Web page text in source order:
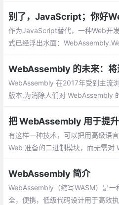
行。我们无需编写WebAssembly的
只需要将其他高级语言编译成
y，这样就能在浏览器中复用大量的
作为JavaScript替代，一种Web开
式已经浮出水面：
直到现在。但一种新的Web开发形
现，声言会取代JavaScript
WebAssembly 的未来：将
WebAssembly 在2017年受到主流
版本,为消除人们对 WebAssembly
发展路径做了非常详细的解释。
把 WebAssembly 用于提
有这样一种技术，可以把用高级语
Web 准备的二进制模块，而无需对
箱中执行。执行的 Web 模块可以与
WebAssembly 简介
WebAssembly（缩写WASM）是一
全，便携，低级代码设计用于高效